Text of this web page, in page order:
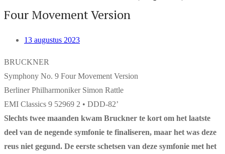
Four Movement Version
13 augustus 2023
BRUCKNER
Symphony No. 9 Four Movement Version
Berliner Philharmoniker Simon Rattle
EMI Classics 9 52969 2 • DDD-82’
Slechts twee maanden kwam Bruckner te kort om het laatste
deel van de negende symfonie te finaliseren, maar het was deze
reus niet gegund. De eerste schetsen van deze symfonie met het